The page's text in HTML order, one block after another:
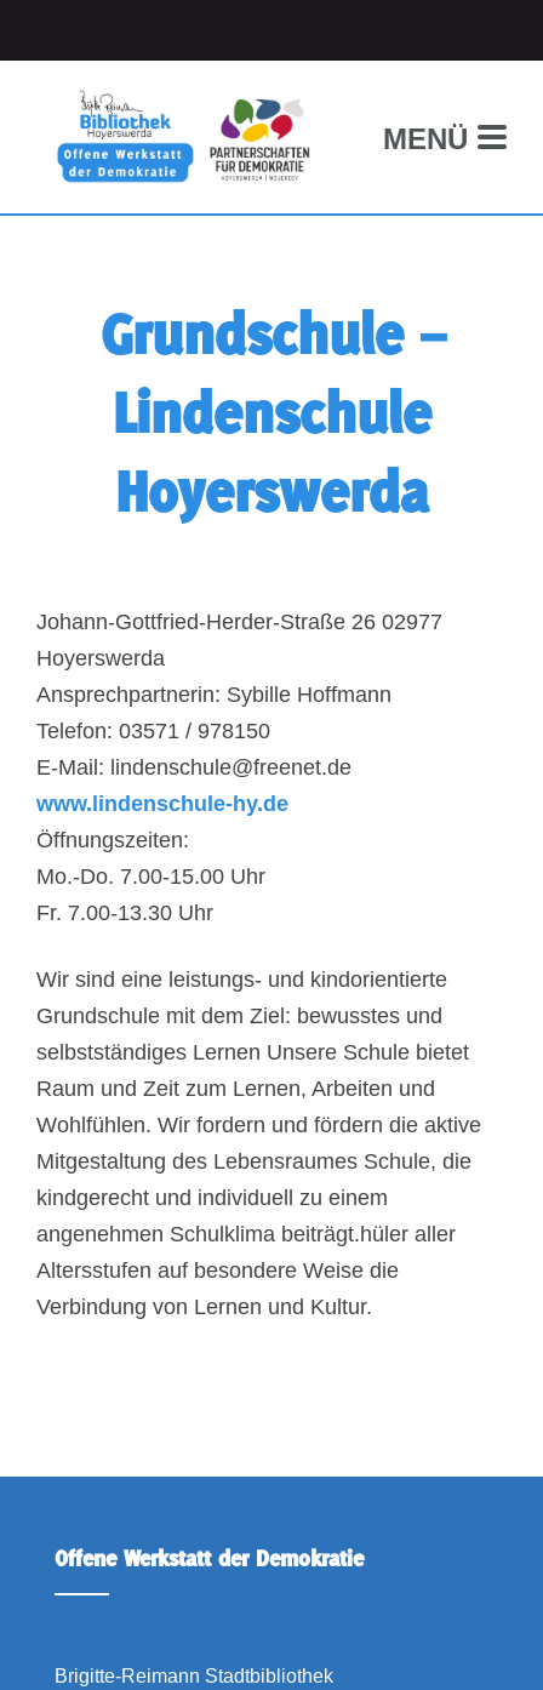
MENÜ
Grundschule –
Lindenschule
Hoyerswerda
Johann-Gottfried-Herder-Straße 26 02977
Hoyerswerda
Ansprechpartnerin: Sybille Hoffmann
Telefon: 03571 / 978150
E-Mail: lindenschule@freenet.de
www.lindenschule-hy.de
Öffnungszeiten:
Mo.-Do. 7.00-15.00 Uhr
Fr. 7.00-13.30 Uhr
Wir sind eine leistungs- und kindorientierte
Grundschule mit dem Ziel: bewusstes und
selbstständiges Lernen Unsere Schule bietet
Raum und Zeit zum Lernen, Arbeiten und
Wohlfühlen. Wir fordern und fördern die aktive
Mitgestaltung des Lebensraumes Schule, die
kindgerecht und individuell zu einem
angenehmen Schulklima beiträgt.hüler aller
Altersstufen auf besondere Weise die
Verbindung von Lernen und Kultur.
Offene Werkstatt der Demokratie
Brigitte-Reimann Stadtbibliothek